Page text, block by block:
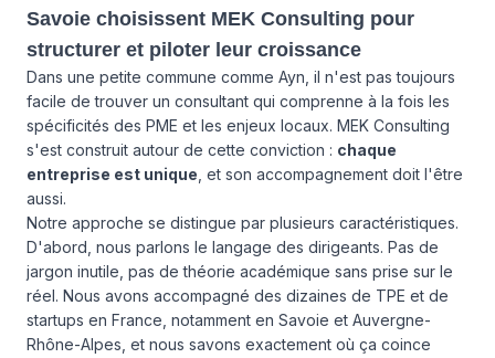
Savoie choisissent MEK Consulting pour
structurer et piloter leur croissance
Dans une petite commune comme Ayn, il n'est pas toujours
facile de trouver un consultant qui comprenne à la fois les
spécificités des PME et les enjeux locaux. MEK Consulting
s'est construit autour de cette conviction : chaque
entreprise est unique , et son accompagnement doit l'être
aussi.
Notre approche se distingue par plusieurs caractéristiques.
D'abord, nous parlons le langage des dirigeants. Pas de
jargon inutile, pas de théorie académique sans prise sur le
réel. Nous avons accompagné des dizaines de TPE et de
startups en France, notamment en Savoie et Auvergne-
Rhône-Alpes, et nous savons exactement où ça coince